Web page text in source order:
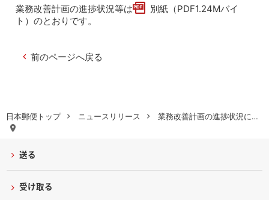
日本郵便トップ ニュースリリース 業務改善計画の進捗状況に…
業務改善計画の進捗状況等は
別紙（PDF1.24Mバイ
ト）のとおりです。
前のページへ戻る
送る
受け取る